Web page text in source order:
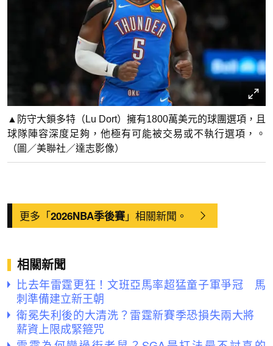
▲防守大鎖多特（Lu Dort）擁有1800萬美元的球團選項，且
球隊陣容深度足夠，他極有可能被交易或不執行選項，。
（圖／美聯社／達志影像）
更多「2026NBA季後賽」相關新聞。
相關新聞
比去年雷霆更狂！文班亞馬率超猛童子軍爭冠 馬
刺準備建立新王朝
衛冕失利後的大清洗？雷霆新賽季恐損失兩大將
薪資上限成緊箍咒